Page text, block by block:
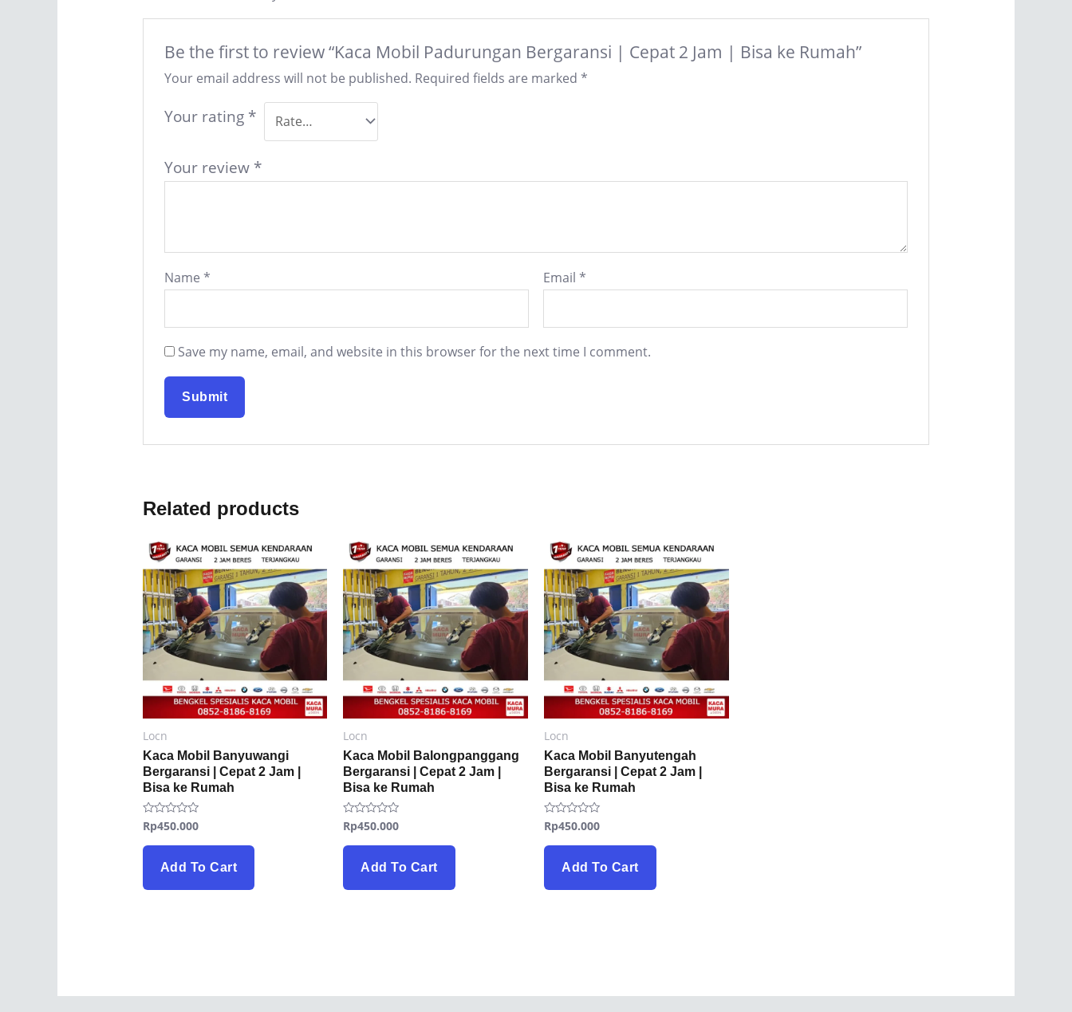
Be the first to review “Kaca Mobil Padurungan Bergaransi | Cepat 2 Jam | Bisa ke Rumah”
Your email address will not be published. Required fields are marked *
Your rating *
Your review *
Name * Email *
Save my name, email, and website in this browser for the next time I comment.
Related products
Locn
Kaca Mobil Banyuwangi
Bergaransi | Cepat 2 Jam |
Bisa ke Rumah
Rated
0
out
Rp450.000
Add To Cart
Locn
Kaca Mobil Balongpanggang
Bergaransi | Cepat 2 Jam |
Bisa ke Rumah
Rated
0
out
Rp450.000
Add To Cart
Locn
Kaca Mobil Banyutengah
Bergaransi | Cepat 2 Jam |
Bisa ke Rumah
Rated
0
out
Rp450.000
Add To Cart